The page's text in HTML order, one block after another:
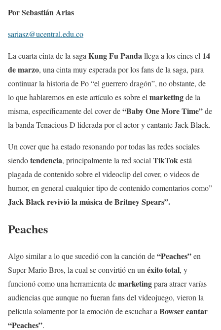
Por Sebastián Arias
sariasz@ucentral.edu.co
La cuarta cinta de la saga Kung Fu Pandallega a los cines el 14
de marzo, una cinta muy esperada por los fans de la saga, para
continuar la historia de Po “el guerrero dragón”, no obstante, de
lo que hablaremos en este artículo es sobre el marketingde la
misma, específicamente del cover de“Baby One More Time”de
la banda Tenacious D liderada por el actor y cantante Jack Black.
Un cover que ha estado resonando por todas las redes sociales
siendotendencia, principalmente la red social TikTokestá
plagada de contenido sobre el videoclip del cover, o videos de
humor, en general cualquier tipo de contenido comentarios como”
Jack Black revivió la música de Britney Spears”.
Peaches
Algo similar a lo que sucedió con la canción de“Peaches”en
Super Mario Bros, la cual se convirtió en un éxito total, y
funcionó como una herramienta demarketingpara atraer varías
audiencias que aunque no fueran fans del videojuego, vieron la
película solamente por la emoción de escuchar a Bowser cantar
“Peaches”.